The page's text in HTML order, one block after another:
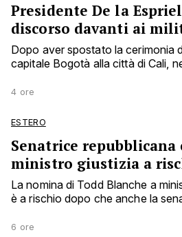
Presidente De la
discorso davanti ai
Dopo aver spostato la cerimonia
capitale Bogotà alla città di Cali,
4 ore
ESTERO
Senatrice
ministro giustizia a
La nomina di Todd Blanche a
è a rischio dopo che anche la
6 ore